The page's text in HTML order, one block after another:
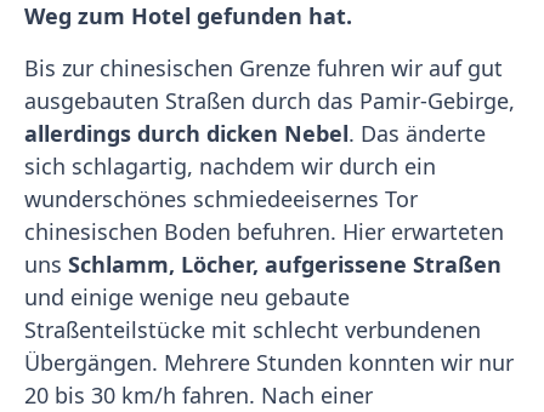
Weg zum Hotel gefunden hat.
Bis zur chinesischen Grenze fuhren wir auf gut
ausgebauten Straßen durch das Pamir-Gebirge,
allerdings durch dicken Nebel. Das änderte
sich schlagartig, nachdem wir durch ein
wunderschönes schmiedeeisernes Tor
chinesischen Boden befuhren. Hier erwarteten
uns Schlamm, Löcher, aufgerissene Straßen
und einige wenige neu gebaute
Straßenteilstücke mit schlecht verbundenen
Übergängen. Mehrere Stunden konnten wir nur
20 bis 30 km/h fahren. Nach einer